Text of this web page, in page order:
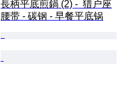
長柄平底煎鍋 (2) -  猎户座
腰带 - 碳钢 - 早餐平底锅